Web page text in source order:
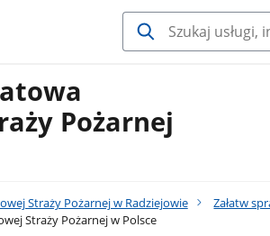
Pożarnej
Straży Pożarnej w Radziejowie Załatw
Straży Pożarnej w Polsce